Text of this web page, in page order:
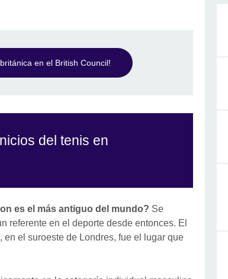
en el British Council!
del tenis en
es el más antiguo del mundo? Se
referente en el deporte desde entonces. El
el suroeste de Londres, fue el lugar que